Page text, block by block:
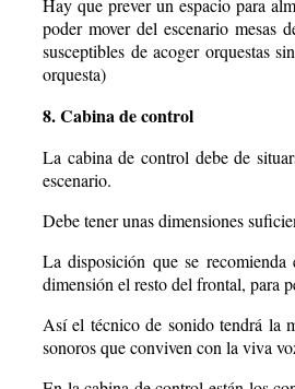
Hay que prever un espacio para
poder mover del escenario mesas
susceptibles de acoger orquestas
orquesta)
8. Cabina de control
La cabina de control debe de
escenario.
Debe tener unas dimensiones
La disposición que se
dimensión el resto del frontal, para
Así el técnico de sonido tendrá la
sonoros que conviven con la viva